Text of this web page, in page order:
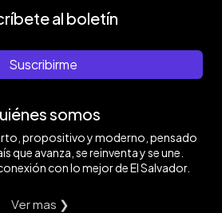
al boletín
Suscribirme
somos
propositivo y moderno, pensado
que avanza, se reinventa y se une.
con lo mejor de El Salvador.
Ver mas ❯